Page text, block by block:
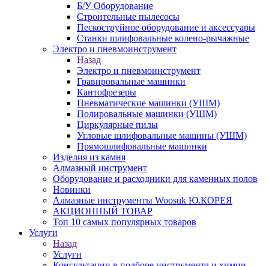
Б/У Оборудование
Строительные пылесосы
Пескоструйное оборудование и аксессуары
Станки шлифовальные колено-рычажные
Электро и пневмоинструмент
Назад
Электро и пневмоинструмент
Гравировальные машинки
Кантофрезеры
Пневматические машинки (УШМ)
Полировальные машинки (УШМ)
Циркулярные пилы
Угловые шлифовальные машины (УШМ)
Прямошлифовальные машинки
Изделия из камня
Алмазный инструмент
Оборудование и расходники для каменных полов
Новинки
Алмазные инструменты Woosuk Ю.КОРЕЯ
АКЦИОННЫЙ ТОВАР
Топ 10 самых популярных товаров
Услуги
Назад
Услуги